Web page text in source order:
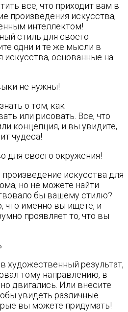
все, что приходит вам в
произведения искусства,
интеллектом!
стиль для своего
одни и те же мысли в
искусства, основанные на
не нужны!
о том, как
или рисовать. Все, что
концепция, и вы увидите,
чудеса!
для своего окружения!
искусства для
но не можете найти
бы вашему стилю?
что именно вы ищете, и
проявляет то, что вы
художественный результат,
тому направлению, в
двигались. Или внесите
увидеть различные
вы можете придумать!